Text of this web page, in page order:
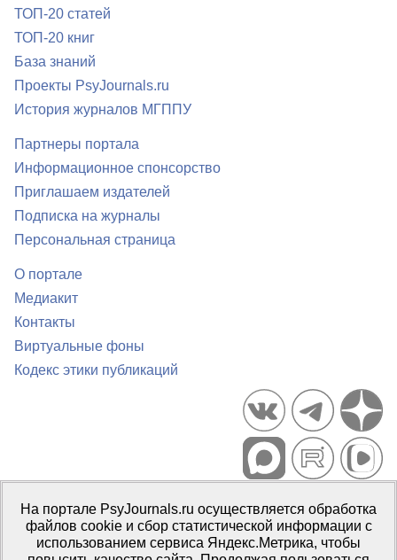
ТОП-20 статей
ТОП-20 книг
База знаний
Проекты PsyJournals.ru
История журналов МГППУ
Партнеры портала
Информационное спонсорство
Приглашаем издателей
Подписка на журналы
Персональная страница
О портале
Медиакит
Контакты
Виртуальные фоны
Кодекс этики публикаций
Портал психологических изданий PsyJournals.ru, 2007–2026
Правила использования материалов
Свидетельство регистрации СМИЭл № ФС77-66447 от 14 июля
2016 г.
На портале PsyJournals.ru осуществляется обработка
файлов cookie и сбор статистической информации с
использованием сервиса Яндекс.Метрика, чтобы